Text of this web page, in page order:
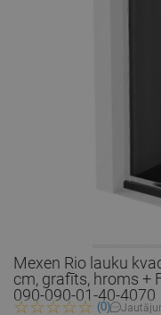
Mexen Rio lauku
cm, grafīts, hroms +
090-090-01-40-4070
(0)